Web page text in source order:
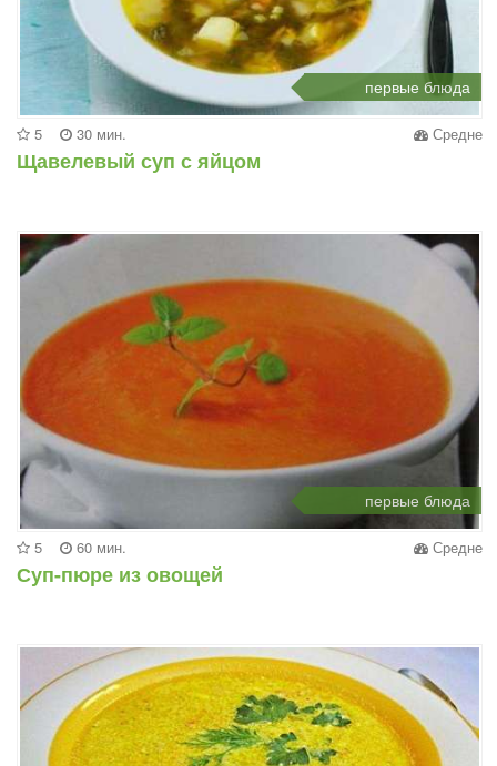
первые блюда
5 30 мин. Средне
Щавелевый суп с яйцом
первые блюда
5 60 мин. Средне
Суп-пюре из овощей